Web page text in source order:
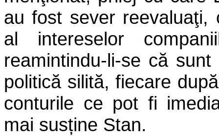
au fost sever reevaluaţi,
al intereselor
reamintindu-li-se că
politică silită, fiecare
conturile ce pot fi
mai susține Stan.